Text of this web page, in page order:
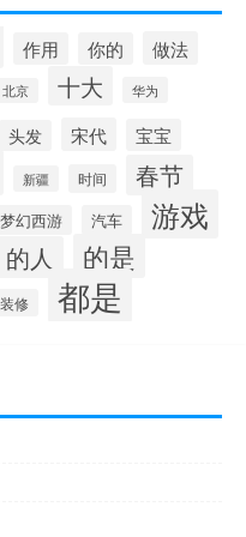
作用 你的 做法
北京 十大 华为
头发 宋代 宝宝
新疆 时间 春节
梦幻西游 汽车 游戏
的人 的是
装修 都是